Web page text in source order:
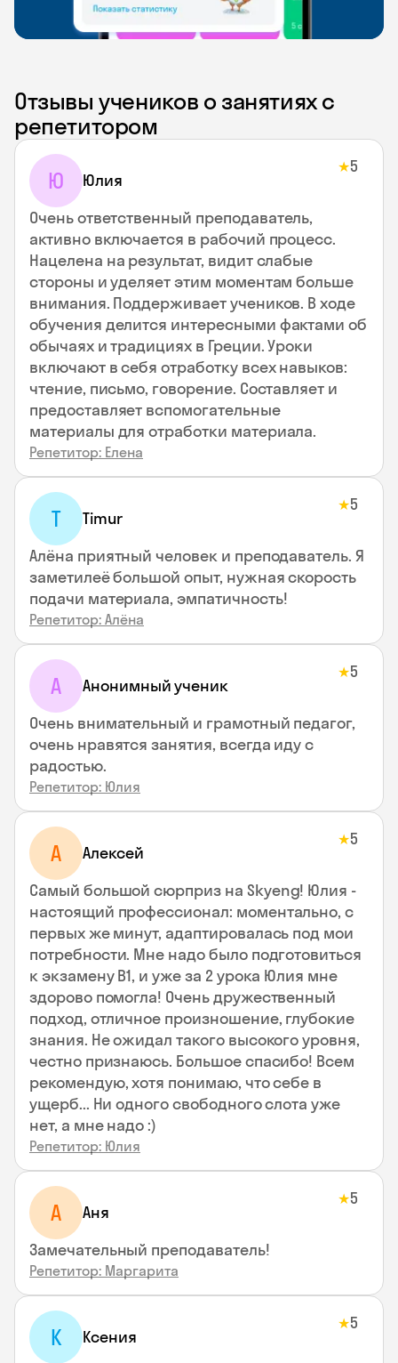
Отзывы учеников о занятиях с
репетитором
Ю Юлия
★5
Очень ответственный преподаватель,
активно включается в рабочий процесс.
Нацелена на результат, видит слабые
стороны и уделяет этим моментам больше
внимания. Поддерживает учеников. В ходе
обучения делится интересными фактами об
обычаях и традициях в Греции. Уроки
включают в себя отработку всех навыков:
чтение, письмо, говорение. Составляет и
предоставляет вспомогательные
материалы для отработки материала.
Репетитор: Елена
T Timur
★5
Алёна приятный человек и преподаватель. Я
заметилеё большой опыт, нужная скорость
подачи материала, эмпатичность!
Репетитор: Алёна
А Анонимный ученик
★5
Очень внимательный и грамотный педагог,
очень нравятся занятия, всегда иду с
радостью.
Репетитор: Юлия
А Алексей
★5
Самый большой сюрприз на Skyeng! Юлия -
настоящий профессионал: моментально, с
первых же минут, адаптировалась под мои
потребности. Мне надо было подготовиться
к экзамену В1, и уже за 2 урока Юлия мне
здорово помогла! Очень дружественный
подход, отличное произношение, глубокие
знания. Не ожидал такого высокого уровня,
честно признаюсь. Большое спасибо! Всем
рекомендую, хотя понимаю, что себе в
ущерб... Ни одного свободного слота уже
нет, а мне надо :)
Репетитор: Юлия
А Аня
★5
Замечательный преподаватель!
Репетитор: Маргарита
К Ксения
★5